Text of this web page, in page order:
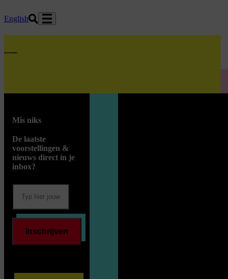
English
home
Mis niks
De laatste
voorstellingen &
nieuws direct in je
inbox?
Inschrijven